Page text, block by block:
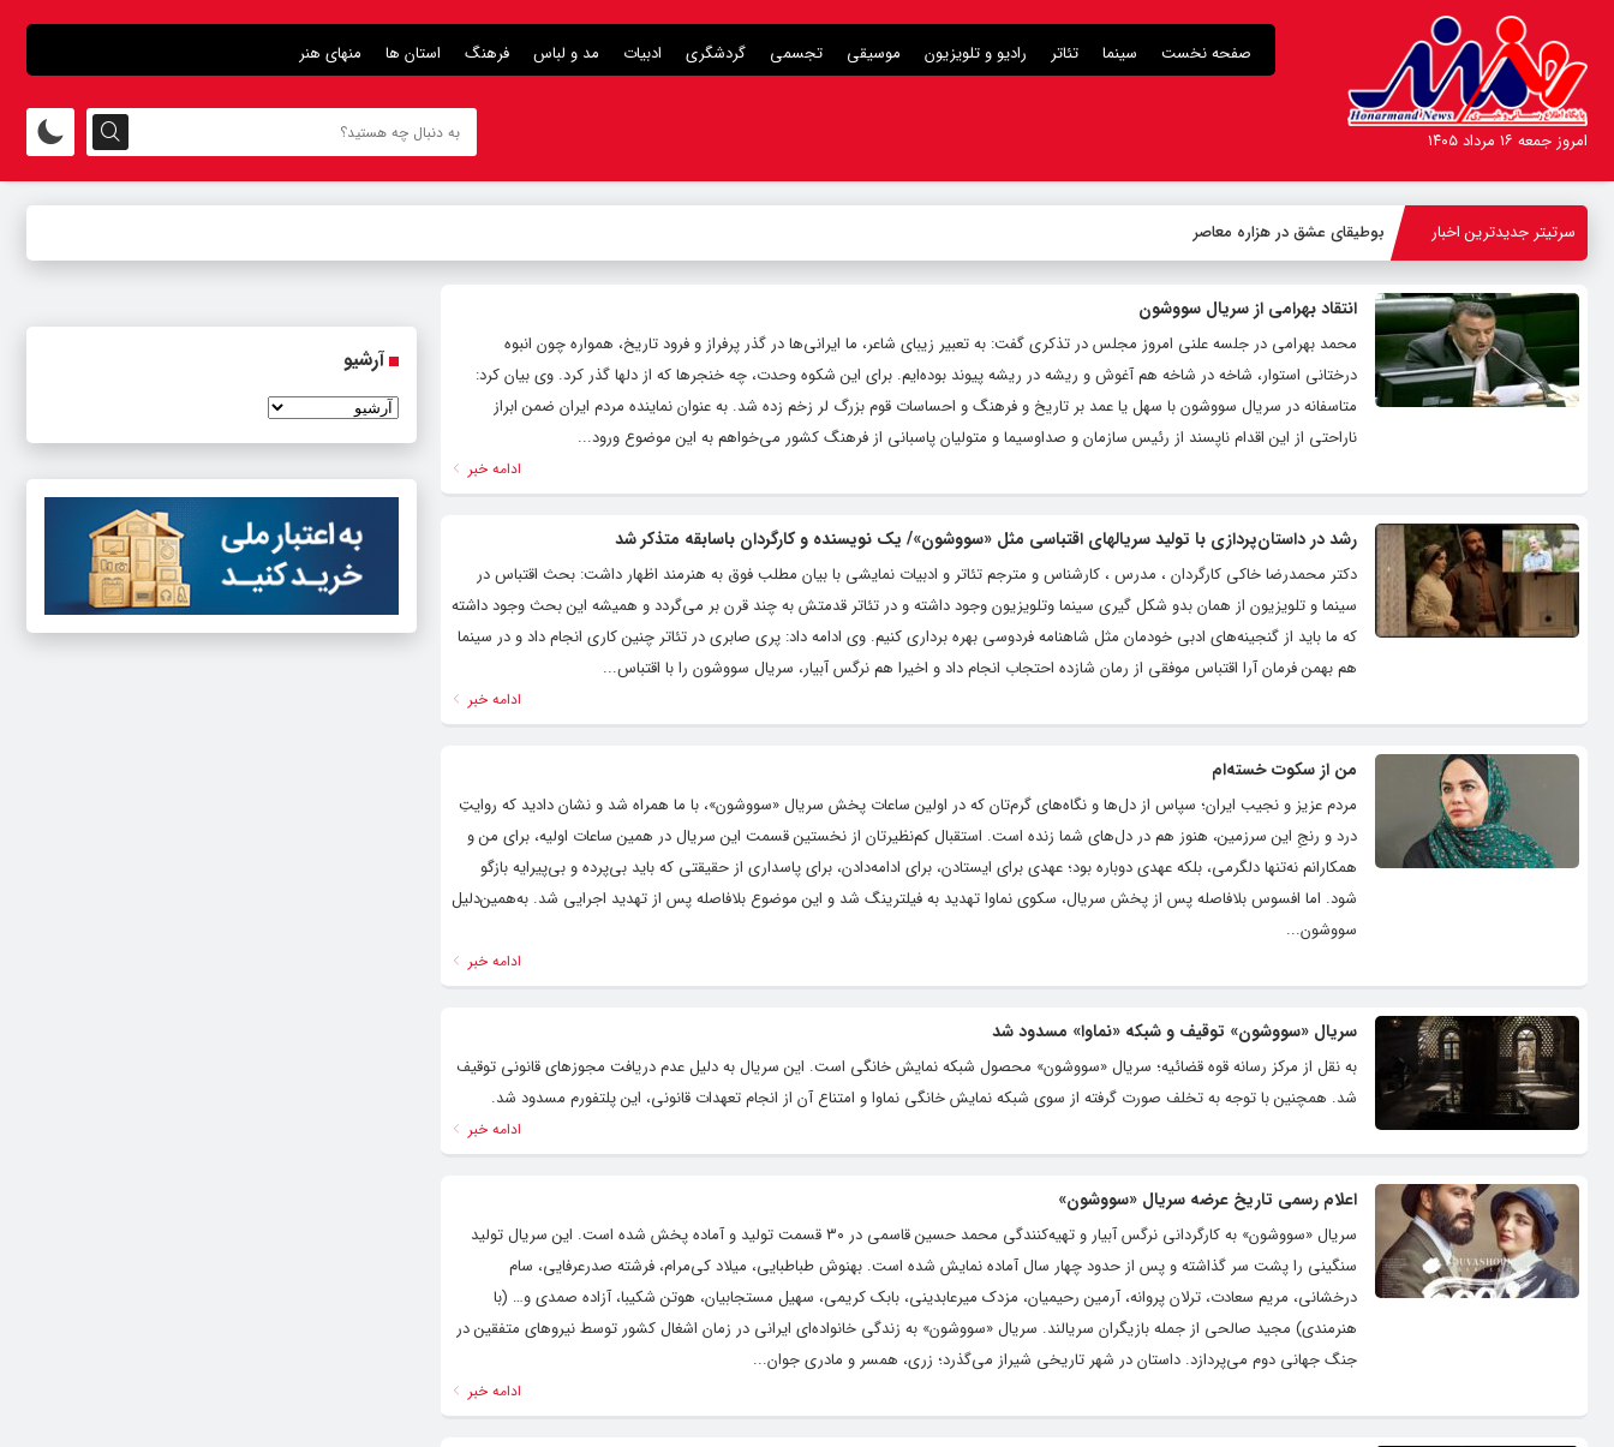
صفحه نخست سینما تئاتر رادیو و تلویزیون موسیقی تجسمی گردشگری ادبیات مد و لباس فرهنگ استان ها منهای هنر
امروز جمعه ۱۶ مرداد ۱۴۰۵
سرتیتر جدیدترین اخبار بوطیقای عشق در هزاره معاصر
انتقاد بهرامی از سریال سووشون
محمد بهرامی در جلسه علنی امروز مجلس در تذکری گفت: به تعبیر زیبای شاعر، ما ایرانی‌ها در گذر پرفراز و فرود تاریخ، همواره چون انبوه
درختانی استوار، شاخه در شاخه هم آغوش و ریشه در ریشه پیوند بوده‌ایم. برای این شکوه وحدت، چه خنجرها که از دلها گذر کرد. وی بیان کرد:
متاسفانه در سریال سووشون با سهل یا عمد بر تاریخ و فرهنگ و احساسات قوم بزرگ لر زخم زده شد. به عنوان نماینده مردم ایران ضمن ابراز
ناراحتی از این اقدام ناپسند از رئیس سازمان و صداوسیما و متولیان پاسبانی از فرهنگ کشور می‌خواهم به این موضوع ورود...
ادامه خبر
رشد در داستان‌پردازی با تولید سریالهای اقتباسی مثل «سووشون»/ یک نویسنده و کارگردان باسابقه متذکر شد
دکتر محمدرضا خاکی کارگردان ، مدرس ، کارشناس و مترجم تئاتر و ادبیات نمایشی با بیان مطلب فوق به هنرمند اظهار داشت: بحث اقتباس در
سینما و تلویزیون از همان بدو شکل گیری سینما وتلویزیون وجود داشته و در تئاتر قدمتش به چند قرن بر می‌گردد و همیشه این بحث وجود داشته
که ما باید از گنجینه‌های ادبی خودمان مثل شاهنامه فردوسی بهره برداری کنیم. وی ادامه داد: پری صابری در تئاتر چنین کاری انجام داد و در سینما
هم بهمن فرمان آرا اقتباس موفقی از رمان شازده احتجاب انجام داد و اخیرا هم نرگس آبیار، سریال سووشون را با اقتباس...
ادامه خبر
من از سکوت خسته‌ام
مردم عزیز و نجیب ایران؛ سپاس از دل‌ها و نگاه‌های گرم‌تان که در اولین ساعات پخش سریال «سووشون»، با ما همراه شد و نشان دادید که روایتِ
درد و رنجِ این سرزمین، هنوز هم در دل‌های شما زنده است. استقبال کم‌نظیرتان از نخستین قسمت این سریال در همین ساعات اولیه، برای من و
همکارانم نه‌تنها دلگرمی، بلکه عهدی دوباره بود؛ عهدی برای ایستادن، برای ادامه‌دادن، برای پاسداری از حقیقتی که باید بی‌پرده و بی‌پیرایه بازگو
شود. اما افسوس بلافاصله پس از پخش سریال، سکوی نماوا تهدید به فیلترینگ شد و این موضوع بلافاصله پس از تهدید اجرایی شد. به‌همین‌دلیل
سووشون...
ادامه خبر
سریال «سووشون» توقیف و شبکه «نماوا» مسدود شد
به نقل از مرکز رسانه قوه قضائیه؛ سریال «سووشون» محصول شبکه نمایش خانگی است. این سریال به دلیل عدم دریافت مجوزهای قانونی توقیف
شد. همچنین با توجه به تخلف صورت گرفته از سوی شبکه نمایش خانگی نماوا و امتناع آن از انجام تعهدات قانونی، این پلتفورم مسدود شد.
ادامه خبر
اعلام رسمی تاریخ عرضه سریال «سووشون»
سریال «سووشون» به کارگردانی نرگس آبیار و تهیه‌کنندگی محمد حسین قاسمی در ۳۰ قسمت تولید و آماده پخش شده است. این سریال تولید
سنگینی را پشت سر گذاشته و پس از حدود چهار سال آماده نمایش شده است. بهنوش طباطبایی، میلاد کی‌مرام، فرشته صدرعرفایی، سام
درخشانی، مریم سعادت، ترلان پروانه، آرمین رحیمیان، مزدک میرعابدینی، بابک کریمی، سهیل مستجابیان، هوتن شکیبا، آزاده صمدی و… (با
هنرمندی) مجید صالحی از جمله بازیگران سریالند‌. سریال «سووشون» به زندگی خانواده‌ای ایرانی در زمان اشغال کشور توسط نیروهای متفقین در
جنگ جهانی دوم می‌پردازد. داستان در شهر تاریخی شیراز می‌گذرد؛ زری، همسر و مادری جوان...
ادامه خبر
آرشیو